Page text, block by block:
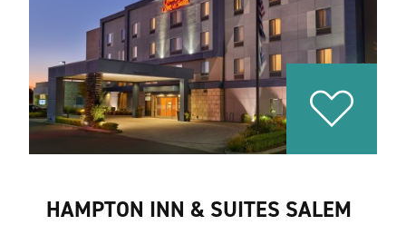
HAMPTON INN & SUITES SALEM